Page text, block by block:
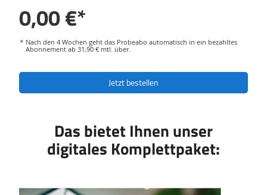
0,00 €*
* Nach den 4 Wochen geht das Probeabo automatisch in ein bezahltes
Abonnement ab 31,90 € mtl. über.
Jetzt bestellen
Das bietet Ihnen unser
digitales Komplettpaket: